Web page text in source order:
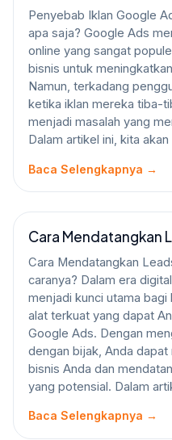
Penyebab Iklan Google
apa saja? Google Ads
online yang sangat
bisnis untuk
Namun, terkadang
ketika iklan mereka tiba-
menjadi masalah yang
Dalam artikel ini, kita
Baca Selengkapnya →
GOOGLE ADS
Cara Mendatangkan
Cara Mendatangkan
caranya? Dalam era
menjadi kunci utama bagi
alat terkuat yang dapat
Google Ads. Dengan
dengan bijak, Anda
bisnis Anda dan
yang potensial. Dalam
Baca Selengkapnya →